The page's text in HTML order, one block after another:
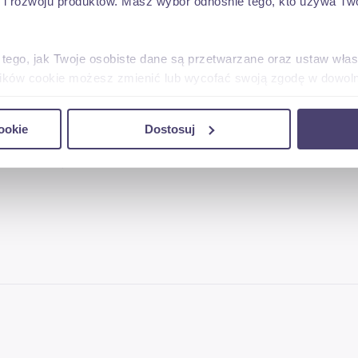
jak Twoje osobiste dane są przetwarzane oraz ustaw
cookie możesz zmienić lub wycofać swoją zgodę w
o tym, jak korzystasz z naszej witryny, udostępniamy
Dostosuj
w każdy kołpak
1,5 – 3 bar
)